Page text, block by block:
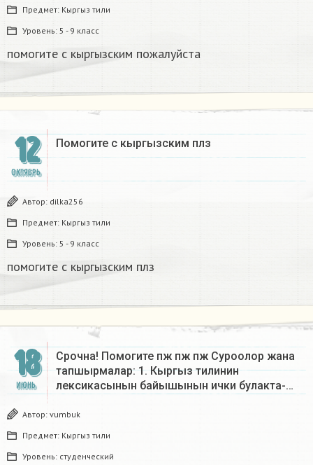
Предмет: Кыргыз тили
Уровень: 5 - 9 класс
помогите с кыргызским пожалуйста
12
ОКТЯБРЬ
Помогите с кыргызским плз​
Автор: dilka256
Предмет: Кыргыз тили
Уровень: 5 - 9 класс
помогите с кыргызским плз​
18
ИЮНЬ
Срочна! Помогите пж пж пж Суроолор жана
тапшырмалар: 1. Кыргыз тилинин
лексикасынын байышынын ички булакта-…
Автор: vumbuk
Предмет: Кыргыз тили
Уровень: студенческий